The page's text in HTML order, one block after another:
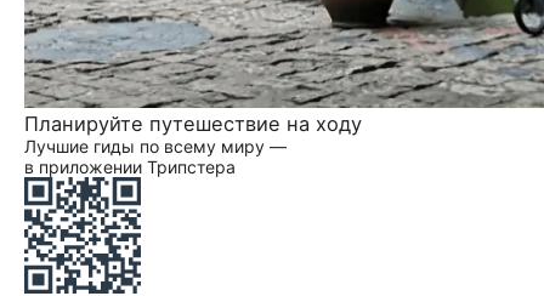
Планируйте путешествие на ходу
Лучшие гиды по всему миру —
в приложении Трипстера